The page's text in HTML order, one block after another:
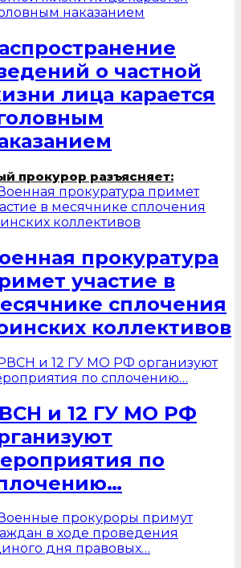
о частной
лица карается
прокурор разъясняет:
прокуратура
участие в
сплочения
коллективов
и 12 ГУ МО РФ
по